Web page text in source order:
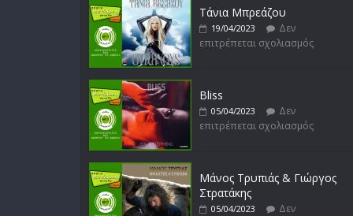
Τάνια Μπρεάζου
19/04/2023
Δεν
επιτρέπεται σχολιασμός
Bliss
05/04/2023
Δεν
επιτρέπεται σχολιασμός
Μάνος Τρυπιάς & Γιώργος
Στρατάκης
05/04/2023
Δεν